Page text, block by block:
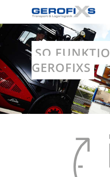
SO
GEROFIXS